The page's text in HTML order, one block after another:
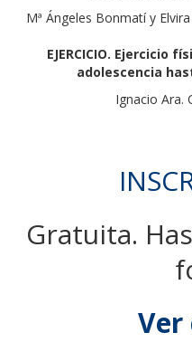
Mª Ángeles Bonmatí y
EJERCICIO. Ejercicio
adolescencia
Ignacio Ara.
Gratuita.
Ver